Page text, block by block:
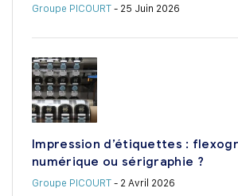
Groupe PICOURT- 25 Juin 2026
Impression d’étiquettes :
numérique ou sérigraphie ?
Groupe PICOURT- 2 Avril 2026